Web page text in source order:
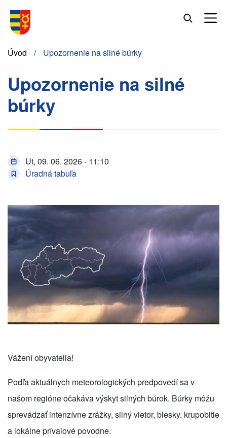
hlavný
Omrvinka
Úvod Upozornenie na silné búrky
Upozornenie na silné
búrky
Ut, 09. 06. 2026 - 11:10
Úradná tabuľa
Vážení obyvatelia!
Podľa aktuálnych meteorologických predpovedí sa v
našom regióne očakáva výskyt silných búrok. Búrky môžu
sprevádzať intenzívne zrážky, silný vietor, blesky, krupobitie
a lokálne prívalové povodne.